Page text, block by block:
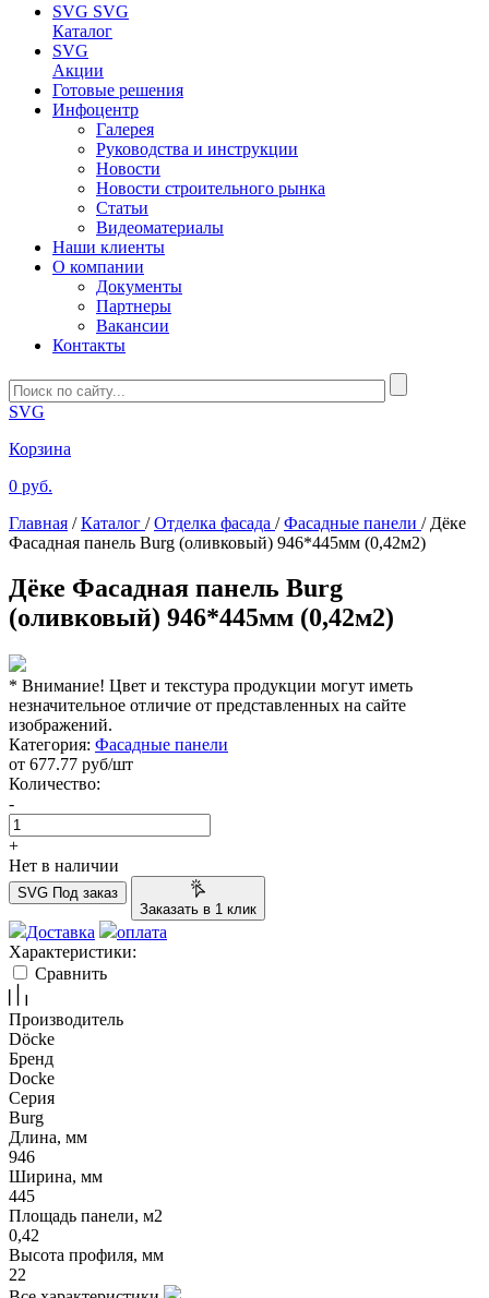
SVG SVG
Каталог
SVG
Акции
Готовые решения
Инфоцентр
Галерея
Руководства и инструкции
Новости
Новости строительного рынка
Статьи
Видеоматериалы
Наши клиенты
О компании
Документы
Партнеры
Вакансии
Контакты
SVG
Корзина
0 руб.
Главная / Каталог / Отделка фасада / Фасадные панели / Дёке
Фасадная панель Burg (оливковый) 946*445мм (0,42м2)
Дёке Фасадная панель Burg
(оливковый) 946*445мм (0,42м2)
* Внимание! Цвет и текстура продукции могут иметь
незначительное отличие от представленных на сайте
изображений.
Категория: Фасадные панели
от 677.77 руб/шт
Количество:
-
+
Нет в наличии
SVG Под заказ
Заказать в 1 клик
Доставка
оплата
Характеристики:
Сравнить
Производитель
Döcke
Бренд
Docke
Серия
Burg
Длина, мм
946
Ширина, мм
445
Площадь панели, м2
0,42
Высота профиля, мм
22